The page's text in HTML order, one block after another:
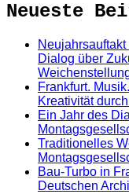
Neueste
Dialog über
Frankfurt.
Kreativität
Ein Jahr des
Traditionelles
Bau-Turbo in
Deutschen